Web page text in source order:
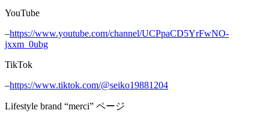
YouTube
–https://www.youtube.com/channel/UCPpaCD5YrFwNO-
jxxm_0ubg
TikTok
–https://www.tiktok.com/@seiko19881204
Lifestyle brand “merci” ページ